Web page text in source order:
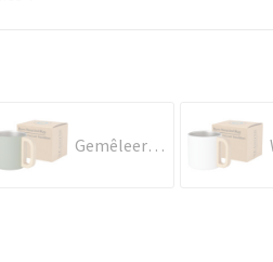
Gemêleerd groen